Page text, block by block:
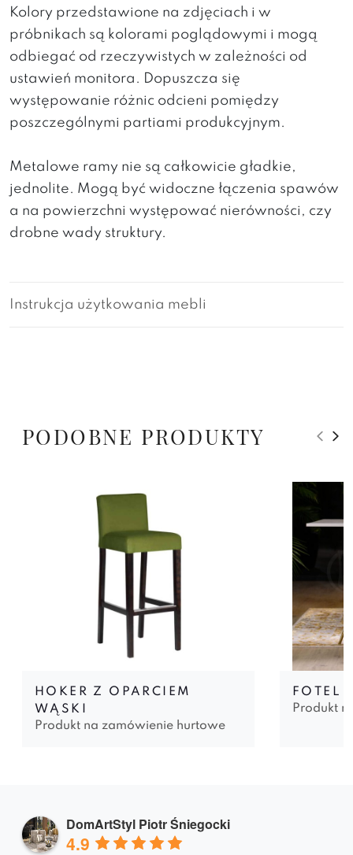
Kolory przedstawione na zdjęciach i w
próbnikach są kolorami poglądowymi i mogą
odbiegać od rzeczywistych w zależności od
ustawień monitora. Dopuszcza się
występowanie różnic odcieni pomiędzy
poszczególnymi partiami produkcyjnym.
Metalowe ramy nie są całkowicie gładkie,
jednolite. Mogą być widoczne łączenia spawów
a na powierzchni występować nierówności, czy
drobne wady struktury.
Instrukcja użytkowania mebli
PODOBNE PRODUKTY
HOKER Z OPARCIEM
WĄSKI
Produkt na zamówienie hurtowe
FOTEL
Produkt
DomArtStyl Piotr Śniegocki
4.9